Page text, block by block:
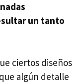
un tanto
ciertos diseños
algún detalle